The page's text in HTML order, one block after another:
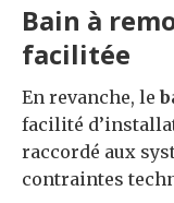
Bain à
facilitée
En revanche, le
facilité
raccordé aux
contraintes